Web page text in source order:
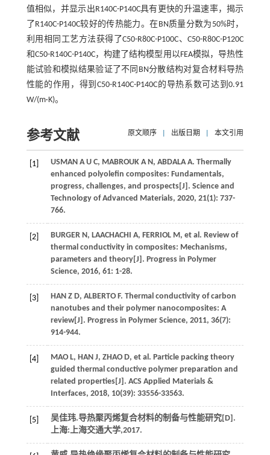
值相似，并显示出R140C-P140C具有更快的升温速率，揭示
了R140C-P140C较好的传热能力。在BN质量分数为50%时，
利用相同工艺方法获得了C50-R80C-P100C、C50-R80C-P120C
和C50-R140C-P140C，构建了结构模型用以FEA模拟，导热性
能试验和模拟结果验证了不同BN分散结构对复合材料导热
性能的作用，得到C50-R140C-P140C的导热系数可达到0.91
W/(m·K)。
参考文献 原文顺序 出版日期 本文引用
[1] USMAN A U C, MABROUK A N, ABDALA A. Thermally
enhanced polyolefin composites: Fundamentals,
progress, challenges, and prospects[J]. Science and
Technology of Advanced Materials, 2020, 21(1): 737-
766.
[2] BURGER N, LAACHACHI A, FERRIOL M, et al. Review of
thermal conductivity in composites: Mechanisms,
parameters and theory[J]. Progress in Polymer
Science, 2016, 61: 1-28.
[3] HAN Z D, ALBERTO F. Thermal conductivity of carbon
nanotubes and their polymer nanocomposites: A
review[J]. Progress in Polymer Science, 2011, 36(7):
914-944.
[4] MAO L, HAN J, ZHAO D, et al. Particle packing theory
guided thermal conductive polymer preparation and
related properties[J]. ACS Applied Materials &
Interfaces, 2018, 10(39): 33556-33563.
[5]
吴佳玮.导热聚丙烯复合材料的制备与性能研究[D].
上海:上海交通大学,2017.